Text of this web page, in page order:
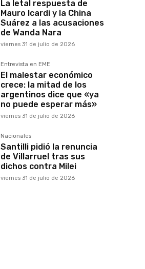
La letal respuesta de
Mauro Icardi y la China
Suárez a las acusaciones
de Wanda Nara
viernes 31 de julio de 2026
Entrevista en EME
El malestar económico
crece: la mitad de los
argentinos dice que «ya
no puede esperar más»
viernes 31 de julio de 2026
Nacionales
Santilli pidió la renuncia
de Villarruel tras sus
dichos contra Milei
viernes 31 de julio de 2026